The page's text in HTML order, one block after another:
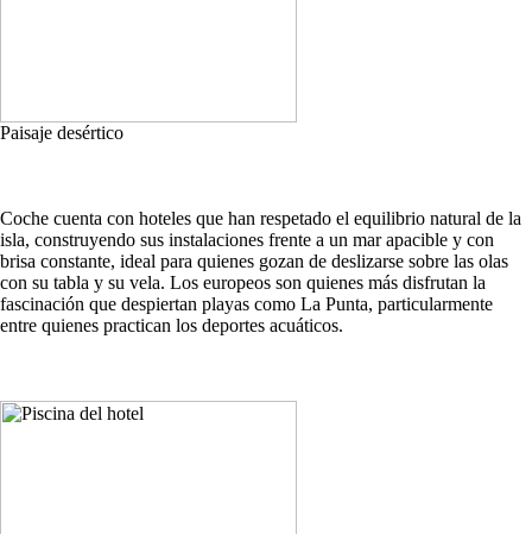
Paisaje desértico
Coche cuenta con hoteles que han respetado el equilibrio natural de la
isla, construyendo sus instalaciones frente a un mar apacible y con
brisa constante, ideal para quienes gozan de deslizarse sobre las olas
con su tabla y su vela. Los europeos son quienes más disfrutan la
fascinación que despiertan playas como La Punta, particularmente
entre quienes practican los deportes acuáticos.